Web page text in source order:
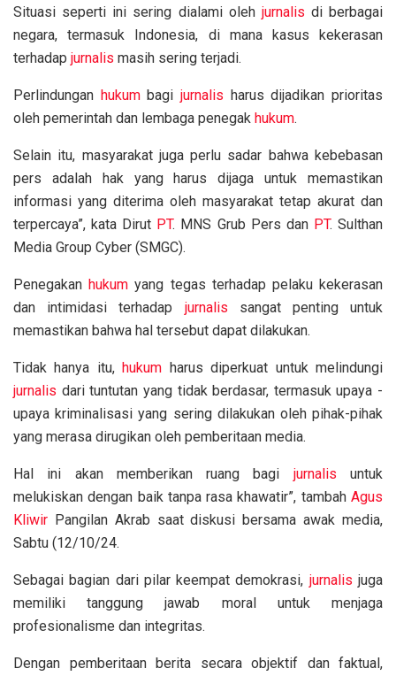
Situasi seperti ini sering dialami oleh jurnalis di berbagai
negara, termasuk Indonesia, di mana kasus kekerasan
terhadap jurnalis masih sering terjadi.
Perlindungan hukumbagijurnalis harus dijadikan prioritas
oleh pemerintah dan lembaga penegak hukum.
Selain itu, masyarakat juga perlu sadar bahwa kebebasan
pers adalah hak yang harus dijaga untuk memastikan
informasi yang diterima oleh masyarakat tetap akurat dan
terpercaya”, kata Dirut PT. MNS Grub Pers dan PT. Sulthan
Media Group Cyber (SMGC).
Penegakanhukum yang tegas terhadap pelaku kekerasan
dan intimidasi terhadap jurnalis sangat penting untuk
memastikan bahwa hal tersebut dapat dilakukan.
Tidak hanya itu,hukum harus diperkuat untuk melindungi
jurnalis dari tuntutan yang tidak berdasar, termasuk upaya -
upaya kriminalisasi yang sering dilakukan oleh pihak-pihak
yang merasa dirugikan oleh pemberitaan media.
Hal ini akan memberikan ruang bagi jurnalis untuk
melukiskan dengan baik tanpa rasa khawatir”, tambah Agus
Kliwir Pangilan Akrab saat diskusi bersama awak media,
Sabtu (12/10/24.
Sebagai bagian dari pilar keempat demokrasi, jurnalis juga
memiliki tanggung jawab moral untuk menjaga
profesionalisme dan integritas.
Dengan pemberitaan berita secara objektif dan faktual,